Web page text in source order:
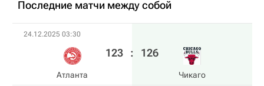
Последние матчи между собой
24.12.2025 03:30
Атланта
123 : 126
Чикаго